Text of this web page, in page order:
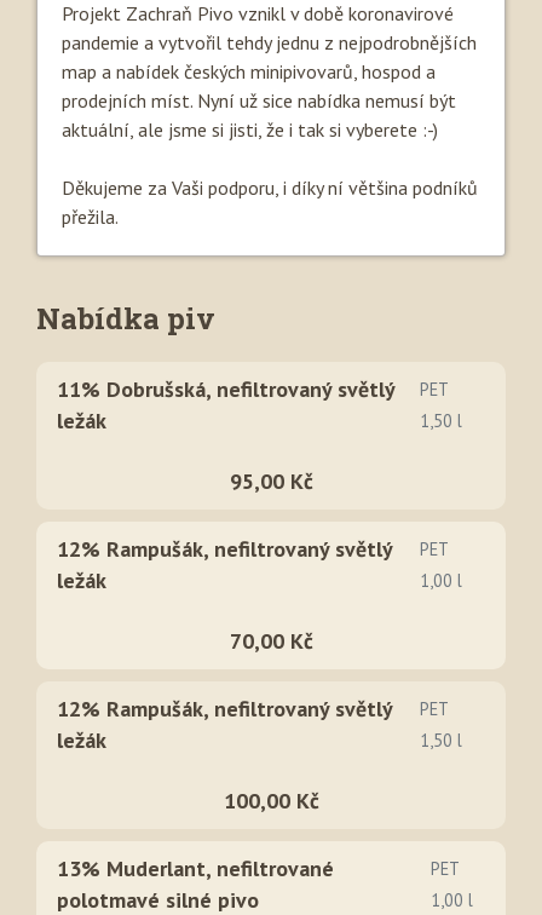
Projekt Zachraň Pivo vznikl v době koronavirové
pandemie a vytvořil tehdy jednu z nejpodrobnějších
map a nabídek českých minipivovarů, hospod a
prodejních míst. Nyní už sice nabídka nemusí být
aktuální, ale jsme si jisti, že i tak si vyberete :-)
Děkujeme za Vaši podporu, i díky ní většina podníků
přežila.
Nabídka piv
11% Dobrušská, nefiltrovaný světlý
ležák
PET
1,50 l
95,00 Kč
12% Rampušák, nefiltrovaný světlý
ležák
PET
1,00 l
70,00 Kč
12% Rampušák, nefiltrovaný světlý
ležák
PET
1,50 l
100,00 Kč
13% Muderlant, nefiltrované
polotmavé silné pivo
PET
1,00 l